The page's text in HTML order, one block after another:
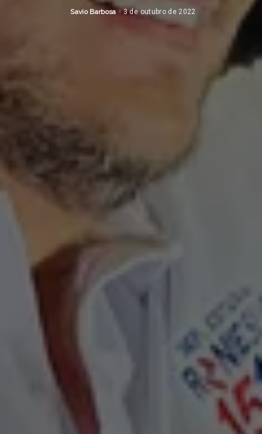
Posted
Savio Barbosa 3 de outubro de 2022